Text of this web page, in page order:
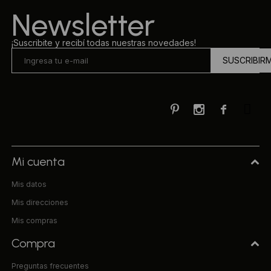
Newsletter
¡Suscribite y recibí todas nuestras novedades!

 
Mi cuenta
Mis datos
Mis direcciones
Mis compras
Compra
Preguntas frecuentes